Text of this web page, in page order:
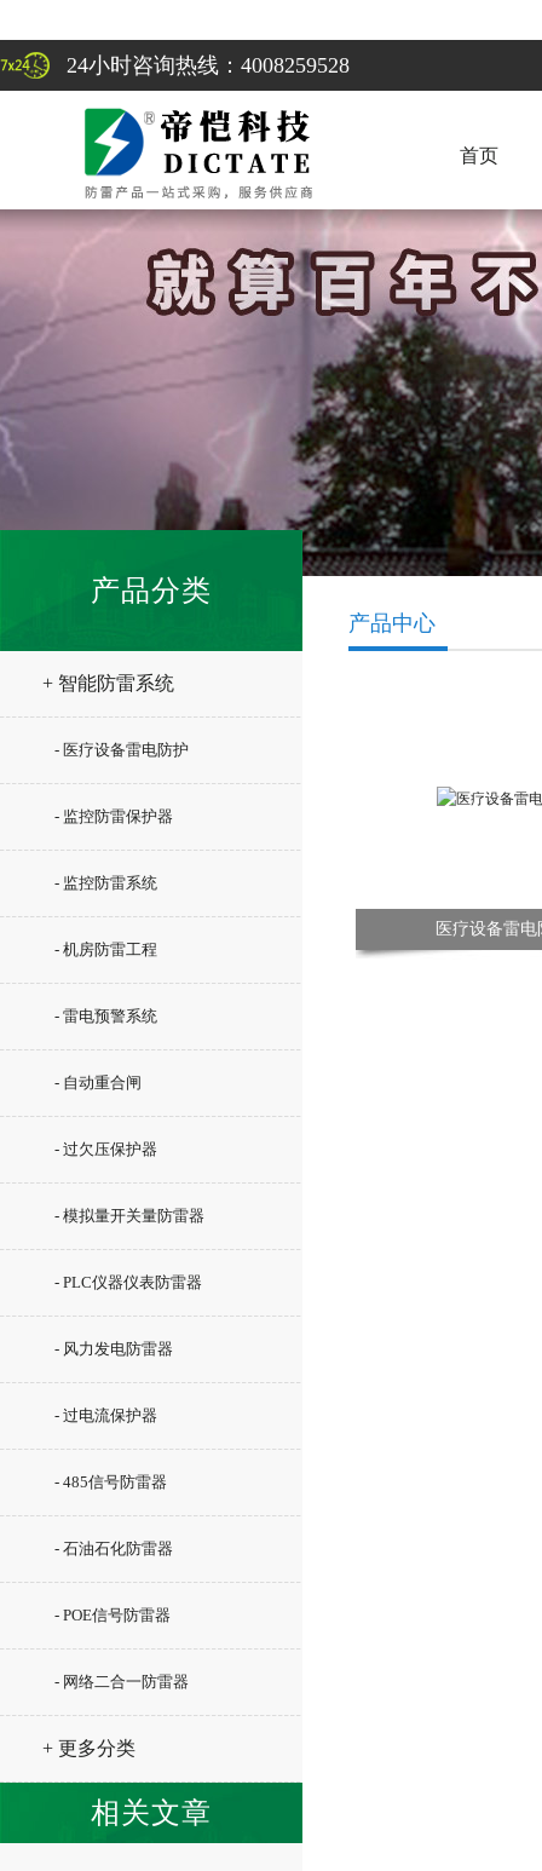
24小时咨询热线：4008259528
首页
产品分类
+ 智能防雷系统
- 医疗设备雷电防护
- 监控防雷保护器
- 监控防雷系统
- 机房防雷工程
- 雷电预警系统
- 自动重合闸
- 过欠压保护器
- 模拟量开关量防雷器
- PLC仪器仪表防雷器
- 风力发电防雷器
- 过电流保护器
- 485信号防雷器
- 石油石化防雷器
- POE信号防雷器
- 网络二合一防雷器
+ 更多分类
相关文章
产品中心
医疗设备雷电